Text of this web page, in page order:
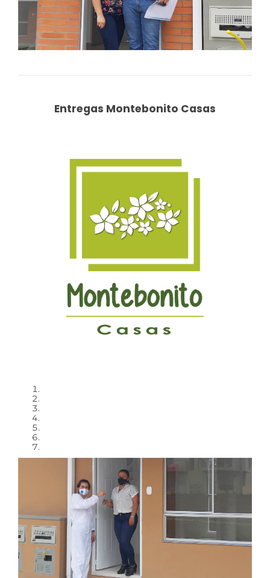
Entregas Montebonito Casas